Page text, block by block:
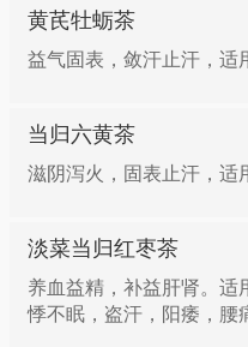
黄芪牡蛎茶
益气固表，敛汗止汗，适
当归六黄茶
滋阴泻火，固表止汗，适
淡菜当归红枣茶
养血益精，补益肝肾。适
悸不眠，盗汗，阳痿，腰